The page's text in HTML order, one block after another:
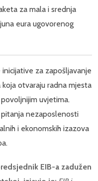
za mala i srednja
eura ugovorenog
za zapošljavanje
otvaraju radna mjesta
uvjetima.
nezaposlenosti
i ekonomskih izazova
EIB-a zadužen